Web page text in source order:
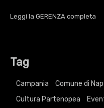
Leggi la GERENZA completa
Tag
Campania Comune di
Cultura Partenopea